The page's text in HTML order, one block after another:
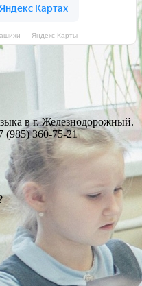
— Яндекс Карты
в г. Железнодорожный.
(985) 360-75-21